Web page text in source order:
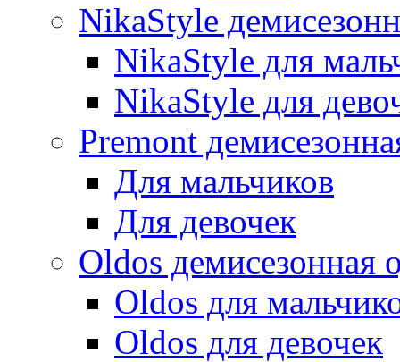
NikaStyle
NikaStyle для
NikaStyle для
Premont
Для мальчиков
Для девочек
Oldos демисезонная
Oldos для
Oldos для девочек